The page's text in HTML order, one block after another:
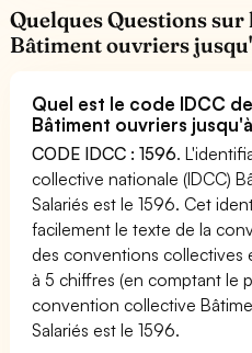
Quelques Questions
Bâtiment ouvriers
Quel est le code IDCC
Bâtiment ouvriers
CODE IDCC : 1596.
collective nationale (IDCC)
Salariés est le 1596. Cet
facilement le texte de la
des conventions collectives
à 5 chiffres (en comptant le
convention collective
Salariés est le 1596.